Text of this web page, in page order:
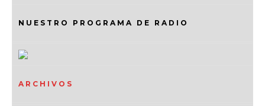
NUESTRO PROGRAMA DE RADIO
ARCHIVOS